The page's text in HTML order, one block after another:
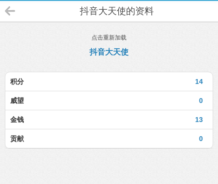
抖音大天使的资料
点击重新加载
抖音大天使
14
积分
0
威望
13
金钱
0
贡献